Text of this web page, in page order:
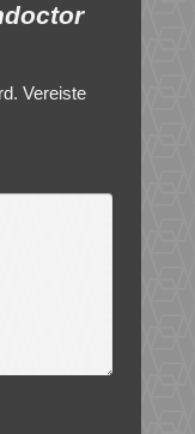
Vereiste